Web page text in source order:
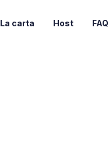
La carta Host FAQ